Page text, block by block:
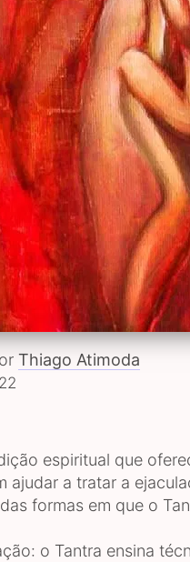
Thiago Atimoda
espiritual que
ajudar a tratar a
formas em que o
o Tantra ensina